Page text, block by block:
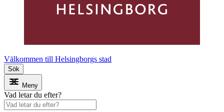
Välkommen till Helsingborgs stad
Sök
Meny
Vad letar du efter?